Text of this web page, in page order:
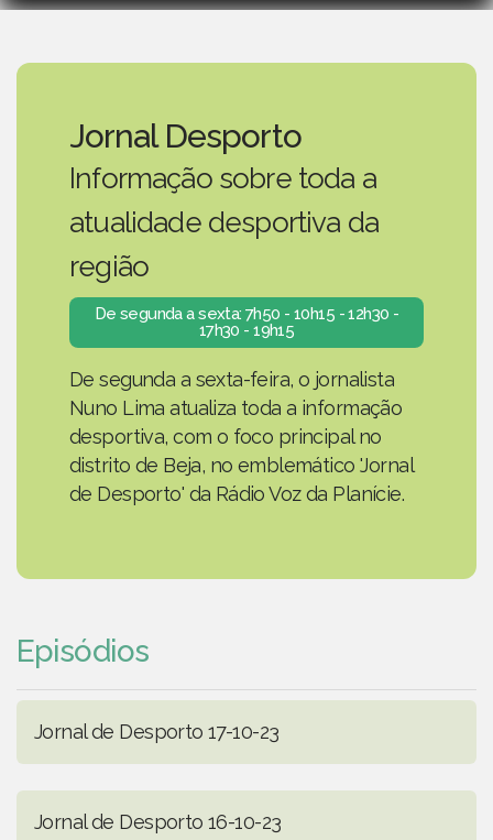
Jornal Desporto
Informação sobre toda a
atualidade desportiva da
região
De segunda a sexta: 7h50 - 10h15 - 12h30 -
17h30 - 19h15
De segunda a sexta-feira, o jornalista
Nuno Lima atualiza toda a informação
desportiva, com o foco principal no
distrito de Beja, no emblemático 'Jornal
de Desporto' da Rádio Voz da Planície.
Episódios
Jornal de Desporto 17-10-23
Jornal de Desporto 16-10-23